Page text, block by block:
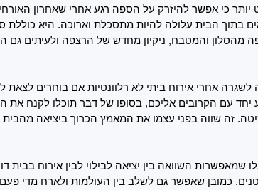
יותר כי אפשר להיזרק על הספה רגע אחרי שאחרון
בתוך הבית עלולה להיות מתסכלת וארוכה. היא כוללת
מהסלון והמטבח, ניקיון מחדש של הרצפה ולעיתים גם
אחרי אירוח ביתי לא רלוונטיות אם בוחרים לצאת
יחד עם הקרובים אליכם, בסופו של דבר תוכלו לקנח את
זה שווה בפני עצמו את המאמץ הכרוך ביציאה מהבית
שמאפשרות השוואה בין יציאה לבילוי לבין אירוח בבית
כמובן שאפשר גם לשלב בין העולמות ולארח מדי